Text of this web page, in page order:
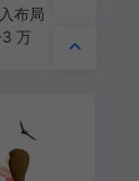
布局
万